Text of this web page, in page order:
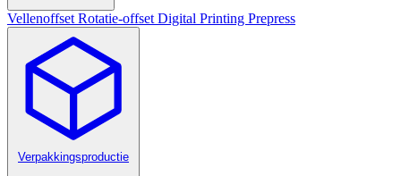
Vellenoffset Rotatie-offset Digital Printing Prepress
Verpakkingsproductie